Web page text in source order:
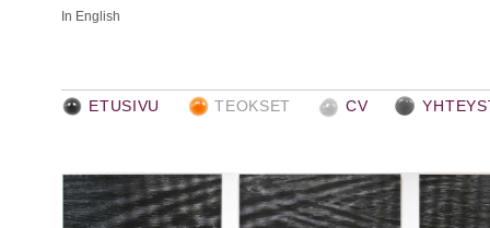
In English
ETUSIVU TEOKSET CV